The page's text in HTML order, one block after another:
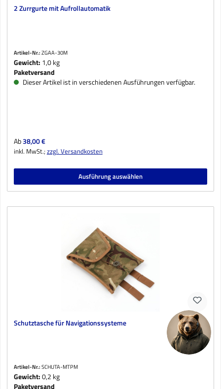
2 Zurrgurte mit Aufrollautomatik
Artikel-Nr.:ZGAA-30M
Gewicht: 1,0 kg
Paketversand
Dieser Artikel ist in verschiedenen Ausführungen verfügbar.
Regulärer Preis:
Ab38,00 €
inkl. MwSt.;zzgl. Versandkosten
Ausführung auswählen
Schutztasche für Navigationssysteme
Artikel-Nr.:SCHUTA-MTPM
Gewicht:0,2 kg
Paketversand